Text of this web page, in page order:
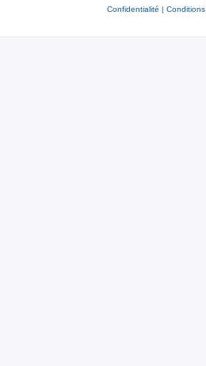
Confidentialité | Conditions